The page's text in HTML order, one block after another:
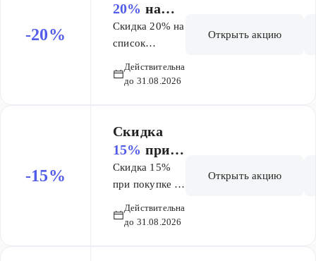
-20%
20% на
список
товаров
Ля Рош-
Позе
Скидка 20% на
список
Рош-Позе
Действительна
до 31.08.2026
Открыть акцию
-15%
Скидка
15% при
покупке 2-
х любых
упаковок
Постериза
Скидка 15%
при покупке 2-
упаковок
Действительна
до 31.08.2026
Открыть акцию